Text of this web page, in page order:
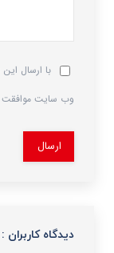
با ارسال
وب سایت موافقت
ارسال
دیدگاه کاربران :